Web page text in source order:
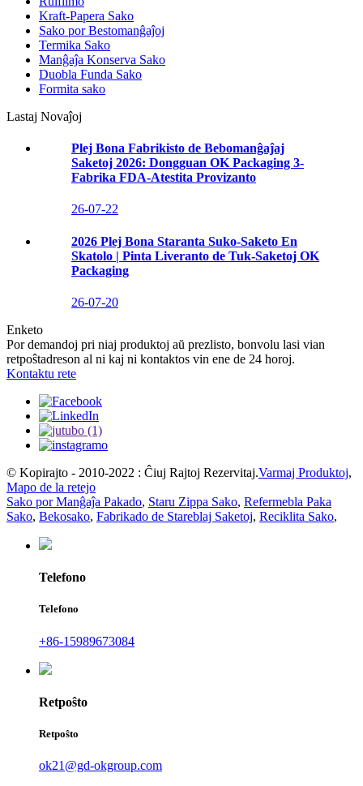
Kraft-Papera Sako
Sako por Bestomanĝaĵoj
Termika Sako
Manĝaĵa Konserva Sako
Duobla Funda Sako
Formita sako
Lastaj Novaĵoj
Plej Bona Fabrikisto de Bebomanĝaĵaj
Saketoj 2026: Dongguan OK Packaging 3-
Fabrika FDA-Atestita Provizanto
26-07-22
2026 Plej Bona Staranta Suko-Saketo En
Skatolo | Pinta Liveranto de Tuk-Saketoj OK
Packaging
26-07-20
Enketo
Por demandoj pri niaj produktoj aŭ prezlisto, bonvolu lasi vian
retpoŝtadreson al ni kaj ni kontaktos vin ene de 24 horoj.
Kontaktu rete
© Kopirajto - 2010-2022 : Ĉiuj Rajtoj Rezervitaj.Varmaj Produktoj,
Mapo de la retejo
Sako por Manĝaĵa Pakado, Staru Zippa Sako, Refermebla Paka
Sako, Bekosako, Fabrikado de Stareblaj Saketoj, Reciklita Sako,
Telefono
Telefono
+86-15989673084
Retpoŝto
Retpoŝto
ok21@gd-okgroup.com